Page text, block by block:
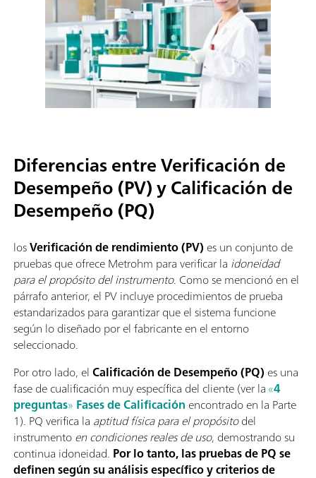
Diferencias entre Verificación de
Desempeño (PV) y Calificación de
Desempeño (PQ)
losVerificación de rendimiento (PV) es un conjunto de
pruebas que ofrece Metrohm para verificar la idoneidad
para el propósito del instrumento. Como se mencionó en el
párrafo anterior, el PV incluye procedimientos de prueba
estandarizados para garantizar que el sistema funcione
según lo diseñado por el fabricante en el entorno
seleccionado.
Por otro lado, elCalificación de Desempeño (PQ) es una
fase de cualificación muy específica del cliente (ver la«4
preguntas» Fases de Calificación encontrado en la Parte
1). PQ verifica la aptitud físicapara el propósitodel
instrumentoen condiciones reales de uso, demostrando su
continua idoneidad. Por lo tanto, las pruebas de PQ se
definen según su análisis específico y criterios de